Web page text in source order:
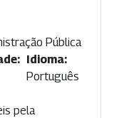
Pública
Idioma:
Português
pela